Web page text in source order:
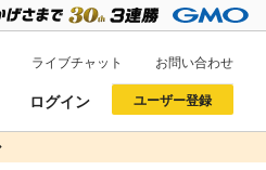
ライブチャット お問い合わせ
ログイン ユーザー登録